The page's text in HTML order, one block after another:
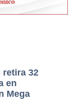
retira 32
en
Mega